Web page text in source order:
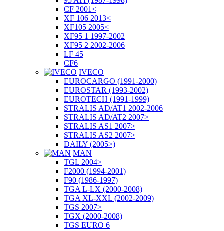
CF 2001<
XF 106 2013<
XF105 2005<
XF95 1 1997-2002
XF95 2 2002-2006
LF 45
CF6
IVECO
EUROCARGO (1991-2000)
EUROSTAR (1993-2002)
EUROTECH (1991-1999)
STRALIS AD/AT1 2002-2006
STRALIS AD/AT2 2007>
STRALIS AS1 2007>
STRALIS AS2 2007>
DAILY (2005>)
MAN
TGL 2004>
F2000 (1994-2001)
F90 (1986-1997)
TGA L-LX (2000-2008)
TGA XL-XXL (2002-2009)
TGS 2007>
TGX (2000-2008)
TGS EURO 6